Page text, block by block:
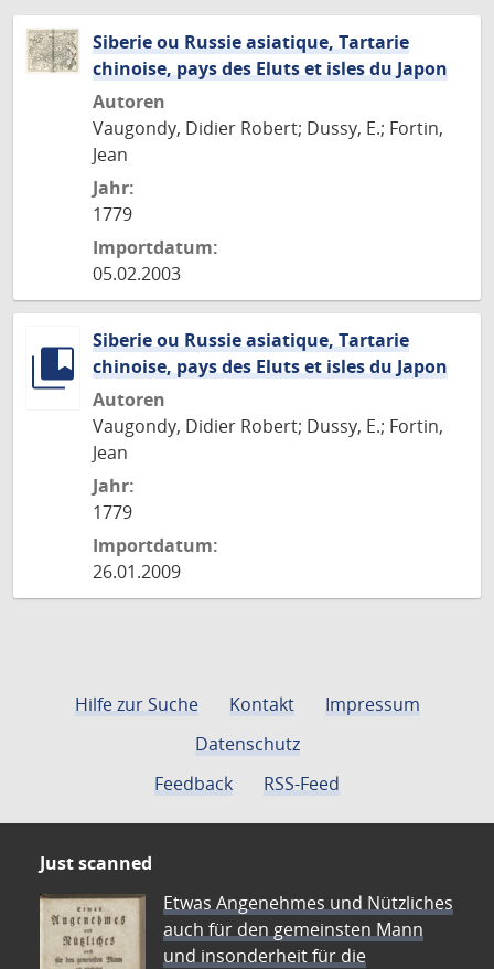
Siberie ou Russie asiatique, Tartarie
chinoise, pays des Eluts et isles du Japon
Autoren
Vaugondy, Didier Robert; Dussy, E.; Fortin,
Jean
Jahr:
1779
Importdatum:
05.02.2003
Siberie ou Russie asiatique, Tartarie
chinoise, pays des Eluts et isles du Japon
Autoren
Vaugondy, Didier Robert; Dussy, E.; Fortin,
Jean
Jahr:
1779
Importdatum:
26.01.2009
Hilfe zur Suche Kontakt
Impressum
Datenschutz
Feedback
RSS-Feed
Just scanned
Etwas Angenehmes und Nützliches
auch für den gemeinsten Mann
und insonderheit für die